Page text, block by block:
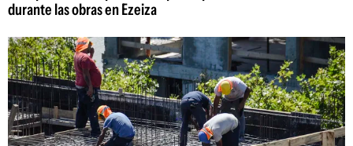
durante las obras en Ezeiza